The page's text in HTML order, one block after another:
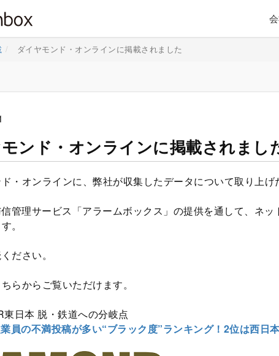
ダイヤモンド・オンラインに掲載されました
ンド・オンラインに掲載されまし
・オンラインに、弊社が収集したデータについて取り上げ
管理サービス「アラームボックス」の提供を通して、ネ
。
ださい。
らからご覧いただけます。
東日本 脱・鉄道への分岐点
員の不満投稿が多い“ブラック度”ランキング！2位は西日